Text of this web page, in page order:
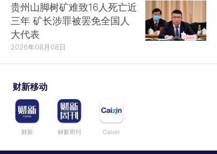
贵州山脚树矿难致16人死亡近
三年 矿长涉罪被罢免全国人
大代表
2026年08月08日
财新移动
财新 财新周刊 Caixin